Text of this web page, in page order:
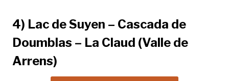
4) Lac de Suyen – Cascada de
Doumblas – La Claud (Valle de
Arrens)